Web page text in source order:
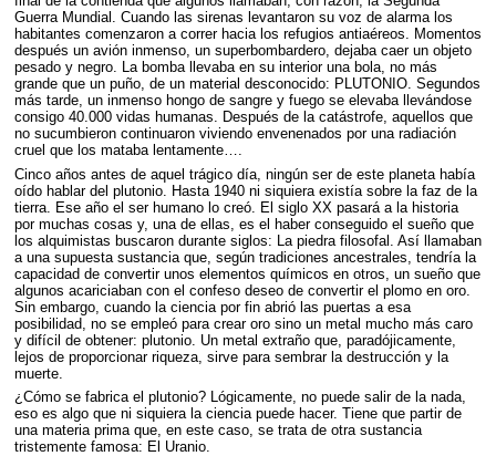
Guerra Mundial. Cuando las sirenas levantaron su voz de alarma los
habitantes comenzaron a correr hacia los refugios antiaéreos. Momentos
después un avión inmenso, un superbombardero, dejaba caer un objeto
pesado y negro. La bomba llevaba en su interior una bola, no más
grande que un puño, de un material desconocido: PLUTONIO. Segundos
más tarde, un inmenso hongo de sangre y fuego se elevaba llevándose
consigo 40.000 vidas humanas. Después de la catástrofe, aquellos que
no sucumbieron continuaron viviendo envenenados por una radiación
cruel que los mataba lentamente….
Cinco años antes de aquel trágico día, ningún ser de este planeta había
oído hablar del plutonio. Hasta 1940 ni siquiera existía sobre la faz de la
tierra. Ese año el ser humano lo creó. El siglo XX pasará a la historia
por muchas cosas y, una de ellas, es el haber conseguido el sueño que
los alquimistas buscaron durante siglos: La piedra filosofal. Así llamaban
a una supuesta sustancia que, según tradiciones ancestrales, tendría la
capacidad de convertir unos elementos químicos en otros, un sueño que
algunos acariciaban con el confeso deseo de convertir el plomo en oro.
Sin embargo, cuando la ciencia por fin abrió las puertas a esa
posibilidad, no se empleó para crear oro sino un metal mucho más caro
y difícil de obtener: plutonio. Un metal extraño que, paradójicamente,
lejos de proporcionar riqueza, sirve para sembrar la destrucción y la
muerte.
¿Cómo se fabrica el plutonio? Lógicamente, no puede salir de la nada,
eso es algo que ni siquiera la ciencia puede hacer. Tiene que partir de
una materia prima que, en este caso, se trata de otra sustancia
tristemente famosa: El Uranio.